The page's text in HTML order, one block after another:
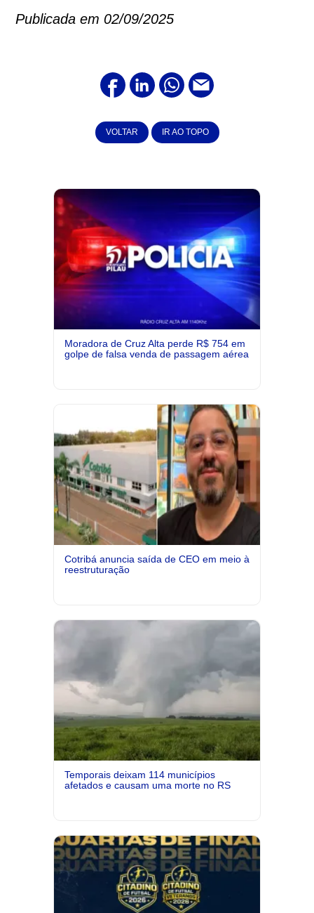
Publicada em 02/09/2025
VOLTAR IR AO TOPO
Moradora de Cruz Alta perde R$ 754 em
golpe de falsa venda de passagem aérea
Cotribá anuncia saída de CEO em meio à
reestruturação
Temporais deixam 114 municípios
afetados e causam uma morte no RS